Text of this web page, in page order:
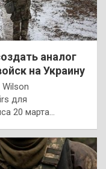
аналог
на Украину
для
20 марта…